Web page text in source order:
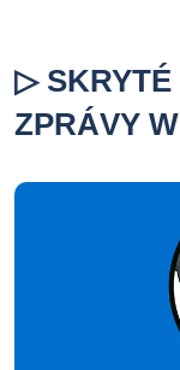
▷ SKRYTÉ
ZPRÁVY